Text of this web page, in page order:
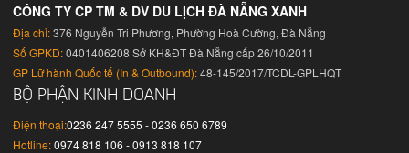
CÔNG TY CP TM & DV DU LỊCH ĐÀ NẴNG XANH
Địa chỉ:376 Nguyễn Tri Phương, Phường Hoà Cường, Đà Nẵng
Số GPKD:0401406208 Sở KH&ĐT Đà Nẵng cấp 26/10/2011
GP Lữ hành Quốc tế (In & Outbound):48-145/2017/TCDL-GPLHQT
BỘ PHẬN KINH DOANH
Điện thoại:0236 247 5555 - 0236 650 6789
Hotline: 0974 818 106 - 0913 818 107